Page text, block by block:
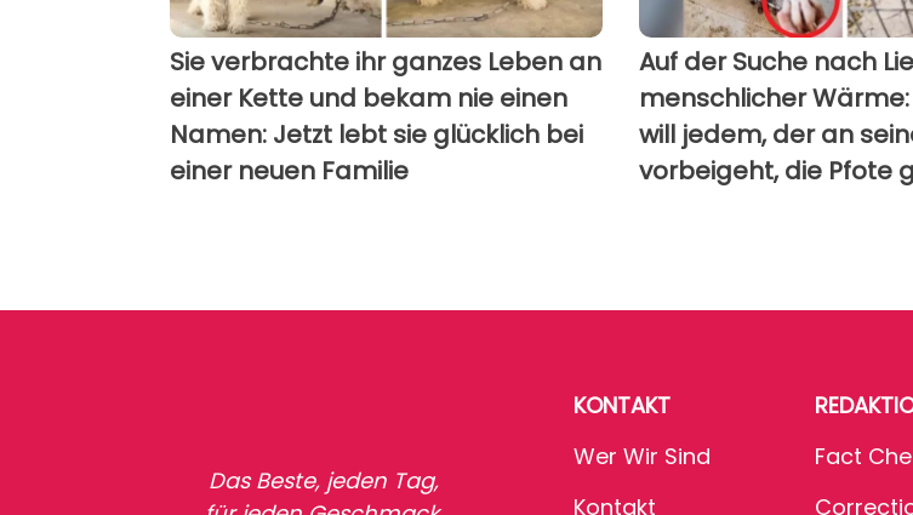
Sie verbrachte ihr ganzes Leben an
einer Kette und bekam nie einen
Namen: Jetzt lebt sie glücklich bei
einer neuen Familie
Auf der Suche nach
menschlicher
will jedem, der an
vorbeigeht, die Pfote
Das Beste, jeden Tag,
KONTAKT
Wer Wir Sind
Kontakt
Fact